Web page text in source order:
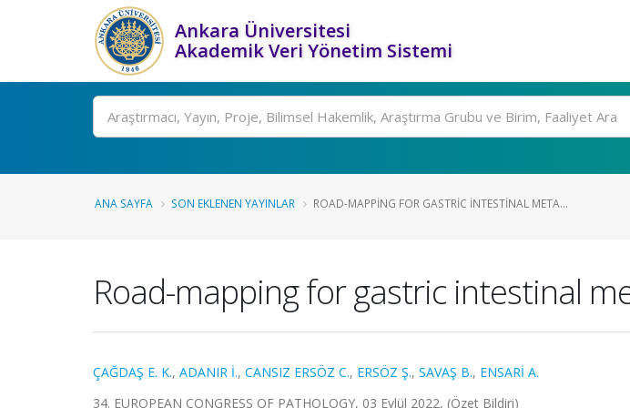
Ankara Üniversitesi
Akademik Veri Yönetim Sistemi
Ara
ANA SAYFA SON EKLENEN YAYINLAR ROAD-MAPPING FOR GASTRIC INTESTINAL META...
Road-mapping for gastric intestinal
ÇAĞDAŞ E. K., ADANIR İ., CANSIZ ERSÖZ C., ERSÖZ Ş., SAVAŞ B., ENSARİ A.
34. EUROPEAN CONGRESS OF PATHOLOGY, 03 Eylül 2022, (Özet Bildiri)